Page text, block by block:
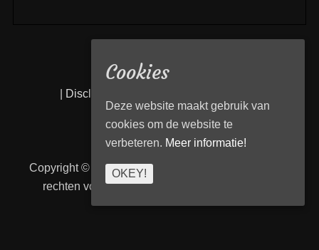
Disclaimer
Copyright © 2026Transport Begeleiding Venlo
rechten voorbehouden. | TBVenlo door
Cookies
Deze website maakt gebruik van
cookies om de website te
verbeteren. Meer informatie!
OKEY!